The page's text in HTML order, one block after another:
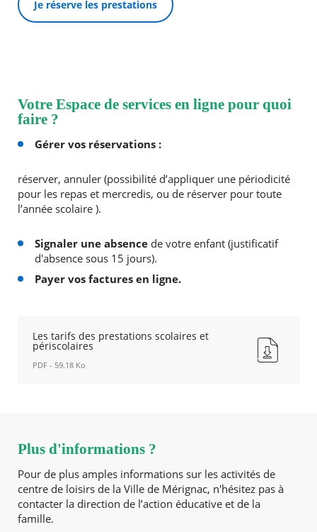
Je réserve les prestations
Votre Espace de services en ligne pour quoi
faire ?
Gérer vos réservations :
réserver, annuler (possibilité d’appliquer une périodicité
pour les repas et mercredis, ou de réserver pour toute
l’année scolaire ).
Signaler une absencede votre enfant (justificatif
d'absence sous 15 jours).
Payer vos factures en ligne.
scolaires
et
périscolaires
Nouvelle
fenêtre
Les tarifs des prestations scolaires et
périscolaires
PDF - 59.18 Ko
Plus d'informations ?
Pour de plus amples informations sur les activités de
centre de loisirs de la Ville de Mérignac, n'hésitez pas à
contacter la direction de l’action éducative et de la
famille.